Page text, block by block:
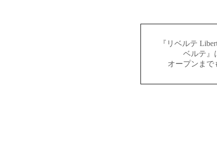
『リベルテ
ベルテ』
オープンまで